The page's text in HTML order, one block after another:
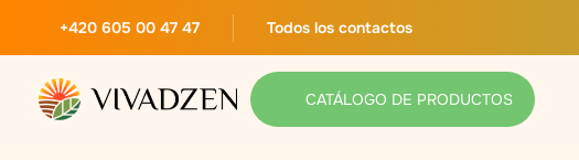
+420 605 00 47 47 Todos los contactos
CATÁLOGO DE PRODUCTOS